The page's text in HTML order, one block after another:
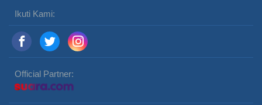
Ikuti Kami:
Official Partner: